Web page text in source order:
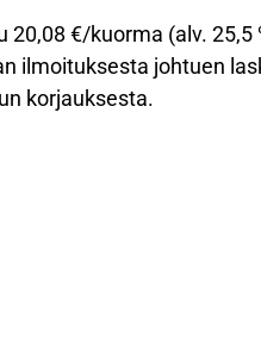
€/kuorma (alv. 25,5
ilmoituksesta johtuen
korjauksesta.